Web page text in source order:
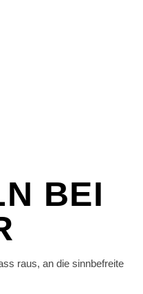
BEI
raus, an die sinnbefreite